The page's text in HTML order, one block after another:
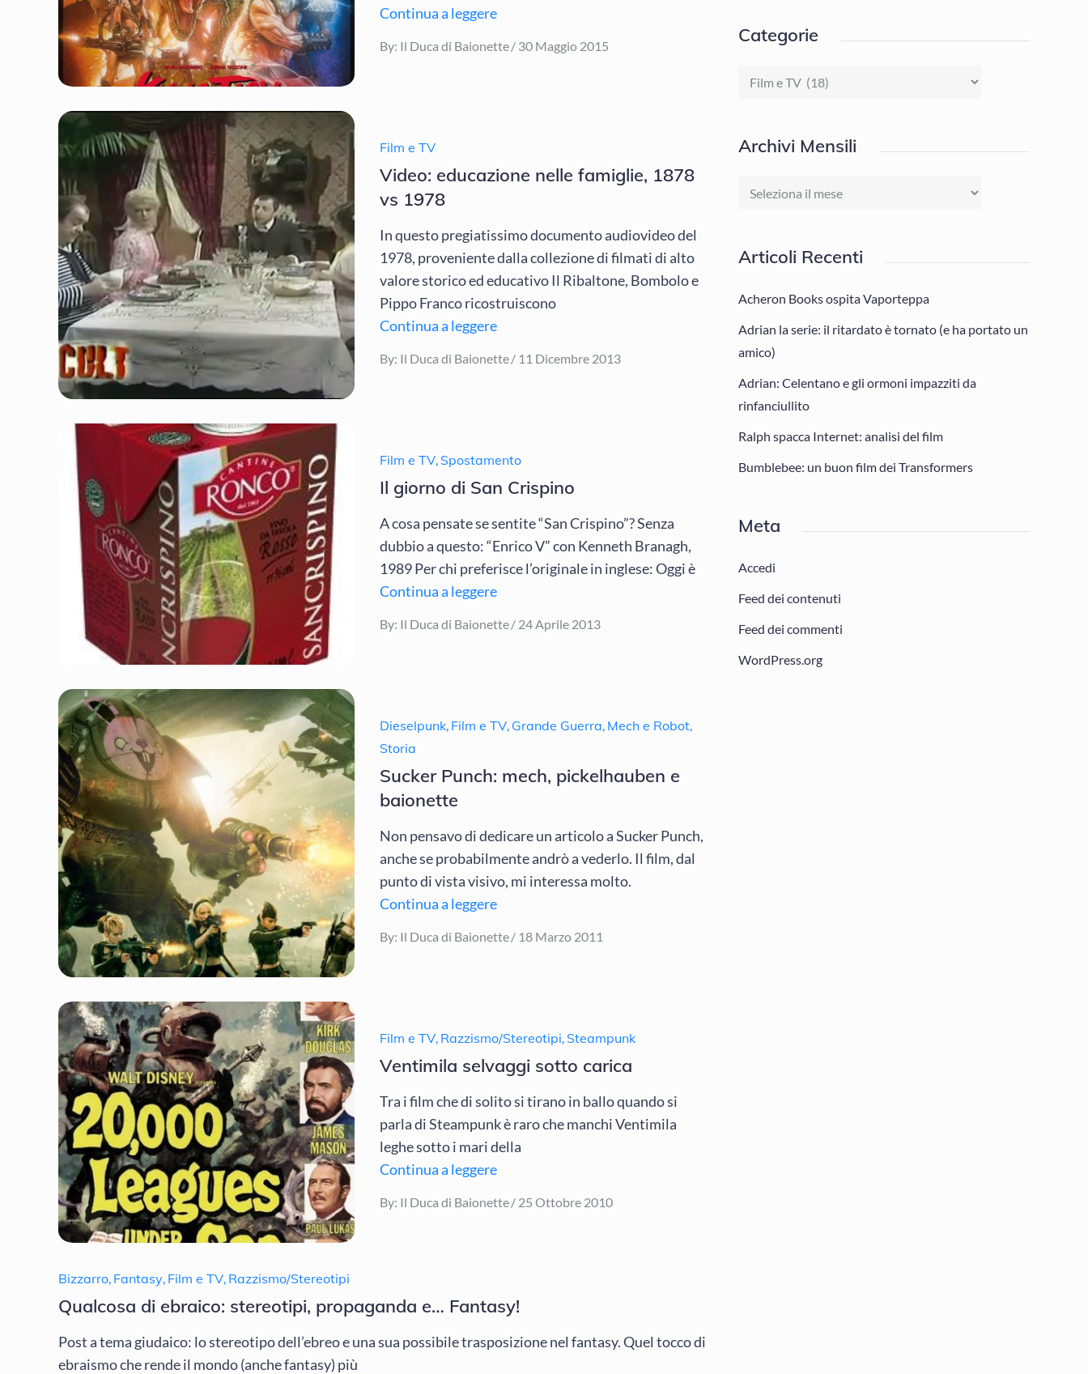
Continua a leggere
By: Il Duca di Baionette
Posted
30 Maggio 2015
Film e TV
Video: educazione nelle famiglie, 1878
vs 1978
In questo pregiatissimo documento audiovideo del
1978, proveniente dalla collezione di filmati di alto
valore storico ed educativo Il Ribaltone, Bombolo e
Pippo Franco ricostruiscono
Continua a leggere
By: Il Duca di Baionette
Posted
11 Dicembre 2013
Film e TV, Spostamento
Il giorno di San Crispino
A cosa pensate se sentite “San Crispino”? Senza
dubbio a questo: “Enrico V” con Kenneth Branagh,
1989 Per chi preferisce l’originale in inglese: Oggi è
Continua a leggere
By: Il Duca di Baionette
Posted
24 Aprile 2013
Dieselpunk, Film e TV, Grande Guerra, Mech e Robot,
Storia
Sucker Punch: mech, pickelhauben e
baionette
Non pensavo di dedicare un articolo a Sucker Punch,
anche se probabilmente andrò a vederlo. Il film, dal
punto di vista visivo, mi interessa molto.
Continua a leggere
By: Il Duca di Baionette
Posted
18 Marzo 2011
Film e TV, Razzismo/Stereotipi, Steampunk
Ventimila selvaggi sotto carica
Tra i film che di solito si tirano in ballo quando si
parla di Steampunk è raro che manchi Ventimila
leghe sotto i mari della
Continua a leggere
By: Il Duca di Baionette
Posted
25 Ottobre 2010
Bizzarro, Fantasy, Film e TV, Razzismo/Stereotipi
Qualcosa di ebraico: stereotipi, propaganda e… Fantasy!
Post a tema giudaico: lo stereotipo dell’ebreo e una sua possibile trasposizione nel fantasy. Quel tocco di
ebraismo che rende il mondo (anche fantasy) più
Categorie
Categorie
Archivi Mensili
Archivi
Articoli Recenti
Acheron Books ospita Vaporteppa
Adrian la serie: il ritardato è tornato (e ha portato un
amico)
Adrian: Celentano e gli ormoni impazziti da
rinfanciullito
Ralph spacca Internet: analisi del film
Bumblebee: un buon film dei Transformers
Meta
Accedi
Feed dei contenuti
Feed dei commenti
WordPress.org